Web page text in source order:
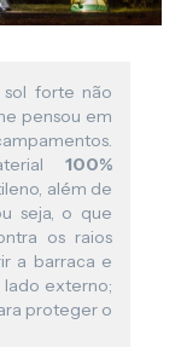
forte não
pensou em
100%
além de
seja, o que
os raios
a barraca e
lado externo;
proteger o